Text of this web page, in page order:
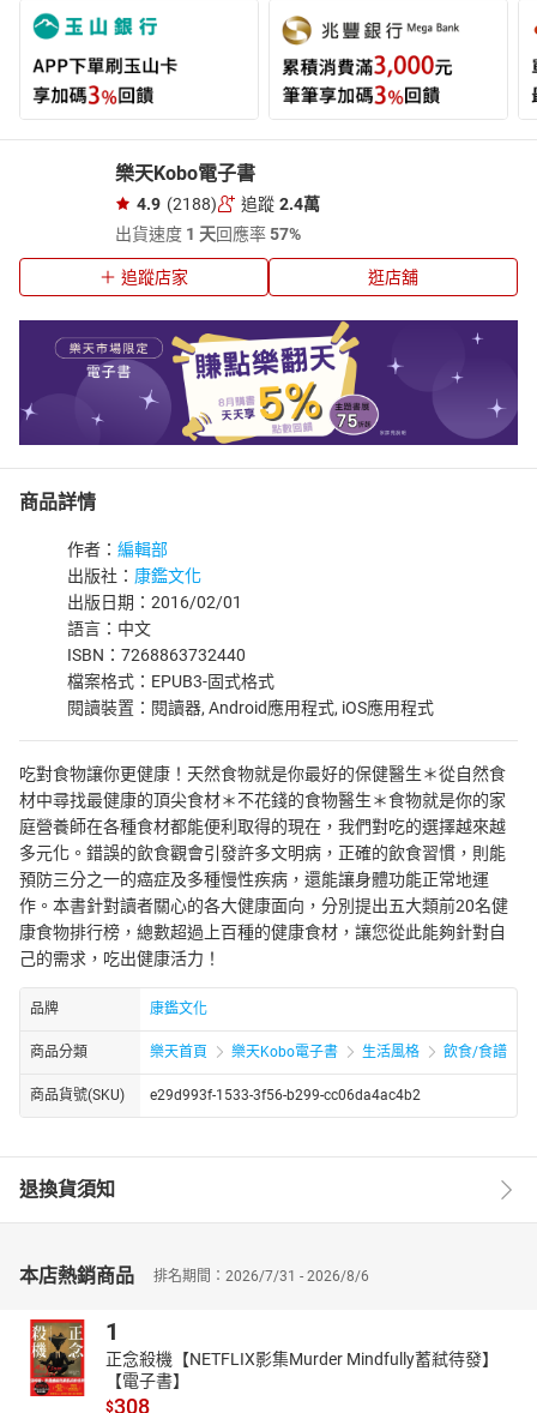
樂天Kobo電子書
4.9 (2188) 追蹤 2.4萬
出貨速度 1 天回應率57%
追蹤店家 逛店舖
商品詳情
作者： 編輯部
出版社： 康鑑文化
出版日期：2016/02/01
語言：中文
ISBN：7268863732440
檔案格式：EPUB3-固式格式
閱讀裝置：閱讀器, Android應用程式, iOS應用程式
吃對食物讓你更健康！天然食物就是你最好的保健醫生＊從自然食
材中尋找最健康的頂尖食材＊不花錢的食物醫生＊食物就是你的家
庭營養師在各種食材都能便利取得的現在，我們對吃的選擇越來越
多元化。錯誤的飲食觀會引發許多文明病，正確的飲食習慣，則能
預防三分之一的癌症及多種慢性疾病，還能讓身體功能正常地運
作。本書針對讀者關心的各大健康面向，分別提出五大類前20名健
康食物排行榜，總數超過上百種的健康食材，讓您從此能夠針對自
己的需求，吃出健康活力！
品牌 康鑑文化
商品分類 樂天首頁 樂天Kobo電子書 生活風格 飲食/食譜
商品貨號(SKU) e29d993f-1533-3f56-b299-cc06da4ac4b2
退換貨須知
本店熱銷商品 排名期間：2026/7/31 - 2026/8/6
1
正念殺機【NETFLIX影集Murder Mindfully蓄弒待發】
【電子書】
$308